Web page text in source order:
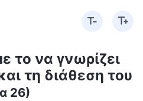
το να γνωρίζει
τη διάθεση του
26)